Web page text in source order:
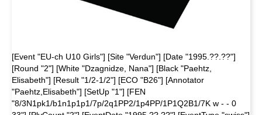
[Event "EU-ch U10 Girls"] [Site "Verdun"] [Date "1995.??.??"]
[Round "2"] [White "Dzagnidze, Nana"] [Black "Paehtz,
Elisabeth"] [Result "1/2-1/2"] [ECO "B26"] [Annotator
"Paehtz,Elisabeth"] [SetUp "1"] [FEN
"8/3N1pk1/b1n1p1p1/7p/2q1PP2/1p4PP/1P1Q2B1/7K w - - 0